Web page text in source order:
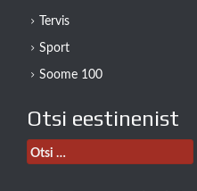
Tervis
Sport
Soome 100
Otsi eestinenist
Otsi: